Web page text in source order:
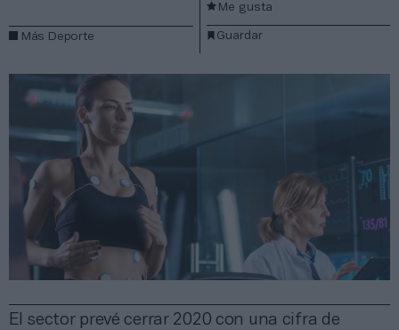
El sector prevé cerrar 2020 con una cifra de
Más Deporte Guardar
Me gusta